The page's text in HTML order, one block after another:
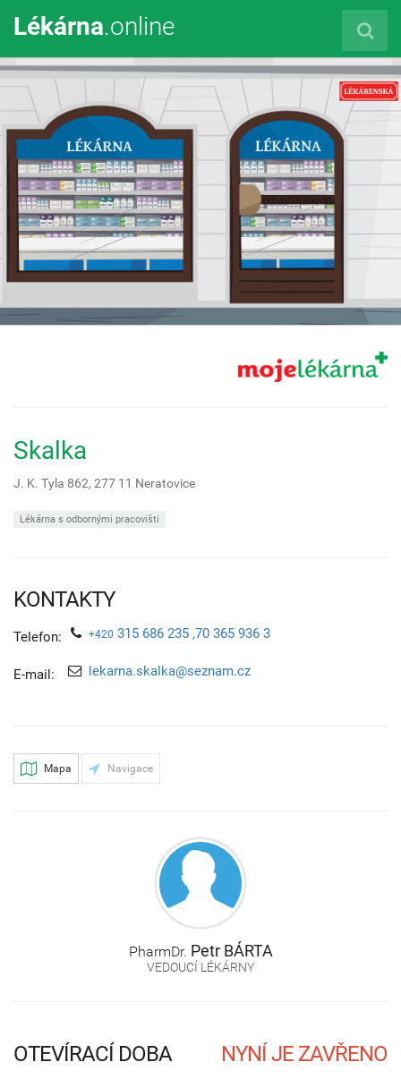
Lékárna.online
Skalka
J. K. Tyla 862, 277 11 Neratovice
Lékárna s odbornými pracovišti
KONTAKTY
Telefon: +420 315 686 235 ,70 365 936 3
E-mail: lekarna.skalka@seznam.cz
Mapa Navigace
PharmDr. Petr BÁRTA
VEDOUCÍ LÉKÁRNY
OTEVÍRACÍ DOBA